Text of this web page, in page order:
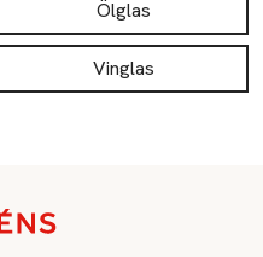
Ölglas
Vinglas